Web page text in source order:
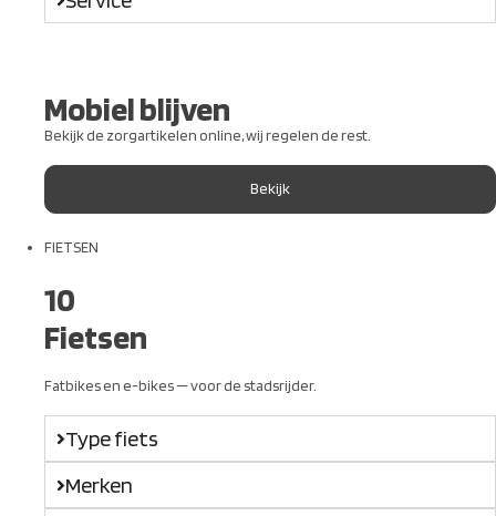
Mobiel blijven
Bekijk de zorgartikelen online, wij regelen de rest.
Bekijk
FIETSEN
10
Fietsen
Fatbikes en e-bikes — voor de stadsrijder.
Type fiets
Merken